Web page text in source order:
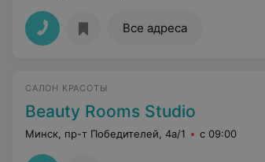
Все адреса
САЛОН КРАСОТЫ
Beauty Rooms Studio
Минск, пр-т Победителей, 4а/1 с 09:00